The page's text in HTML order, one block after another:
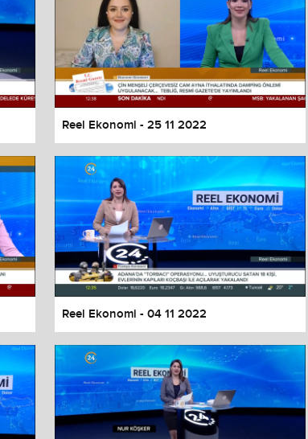
Reel Ekonomi - 25 11 2022
Reel Ekonomi - 04 11 2022